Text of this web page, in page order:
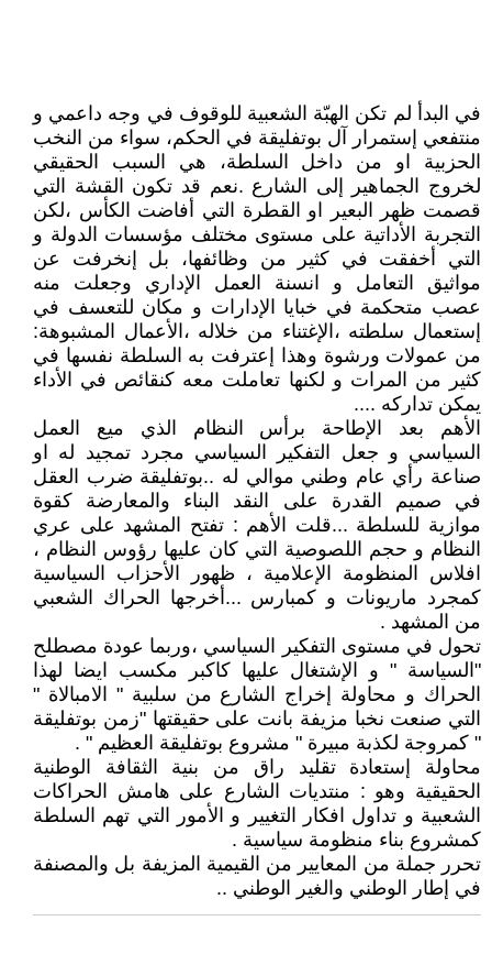
في البدأ لم تكن الهبّة الشعبية للوقوف في وجه داعمي و
منتفعي إستمرار آل بوتفليقة في الحكم، سواء من النخب
الحزبية او من داخل السلطة، هي السبب الحقيقي
لخروج الجماهير إلى الشارع .نعم قد تكون القشة التي
قصمت ظهر البعير او القطرة التي أفاضت الكأس ،لكن
التجربة الأداتية على مستوى مختلف مؤسسات الدولة و
التي أخفقت في كثير من وظائفها، بل إنخرفت عن
مواثيق التعامل و انسنة العمل الإداري وجعلت منه
عصب متحكمة في خبايا الإدارات و مكان للتعسف في
إستعمال سلطته ،الإغتناء من خلاله ،الأعمال المشبوهة:
من عمولات ورشوة وهذا إعترفت به السلطة نفسها في
كثير من المرات و لكنها تعاملت معه كنقائص في الأداء
يمكن تداركه ....
الأهم بعد الإطاحة برأس النظام الذي ميع العمل
السياسي و جعل التفكير السياسي مجرد تمجيد له او
صناعة رأي عام وطني موالي له ..بوتفليقة ضرب العقل
في صميم القدرة على النقد البناء والمعارضة كقوة
موازية للسلطة ...قلت الأهم : تفتح المشهد على عري
النظام و حجم اللصوصية التي كان عليها رؤوس النظام ،
افلاس المنظومة الإعلامية ، ظهور الأحزاب السياسية
كمجرد ماريونات و كمبارس ...أخرجها الحراك الشعبي
من المشهد .
تحول في مستوى التفكير السياسي ،وربما عودة مصطلح
"السياسة " و الإشتغال عليها كاكبر مكسب ايضا لهذا
الحراك و محاولة إخراج الشارع من سلبية " الامبالاة "
التي صنعت نخبا مزيفة بانت على حقيقتها "زمن بوتفليقة
" كمروجة لكذبة مبيرة " مشروع بوتفليقة العظيم " .
محاولة إستعادة تقليد راق من بنية الثقافة الوطنية
الحقيقية وهو : منتديات الشارع على هامش الحراكات
الشعبية و تداول افكار التغيير و الأمور التي تهم السلطة
كمشروع بناء منظومة سياسية .
تحرر جملة من المعايير من القيمية المزيفة بل والمصنفة
في إطار الوطني والغير الوطني ..